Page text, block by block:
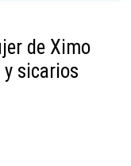
de Ximo
sicarios